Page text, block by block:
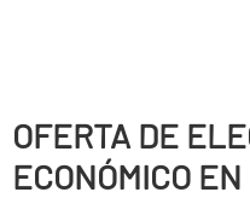
OFERTA DE
ECONÓMICO